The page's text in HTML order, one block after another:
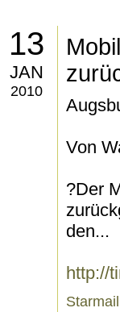
13
JAN
2010
Von
?Der
den...
http://
Starmail